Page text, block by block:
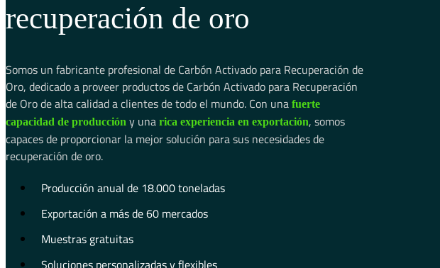
recuperación de oro
Somos un fabricante profesional de Carbón Activado para Recuperación de
Oro, dedicado a proveer productos de Carbón Activado para Recuperación
de Oro de alta calidad a clientes de todo el mundo. Con una fuerte
capacidad de producción y una rica experiencia en exportación, somos
capaces de proporcionar la mejor solución para sus necesidades de
recuperación de oro.
Producción anual de 18.000 toneladas
Exportación a más de 60 mercados
Muestras gratuitas